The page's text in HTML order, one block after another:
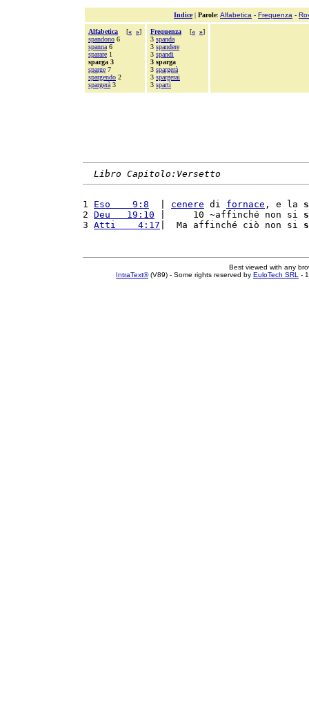
Indice| Parole: Alfabetica - Frequenza -
Alfabetica [« »]
spandono 6
spanna 6
sparare 1
sparga 3
sparge 7
spargendo 2
spargerà 3
Frequenza [« »]
3 spanda
3 spandere
3 spandi
3 sparga
3 spargerà
3 spargerai
3 spartì
Libro Capitolo:Versetto
1 Eso    9:8 cenere di fornace , e la
2 Deu   19:10 |     10 ~affinché non si
3 Atti    4:17 |  Ma affinché ciò non si
Best viewed with any
IntraText®(V89) - Some rights reserved by EuloTech SRL -